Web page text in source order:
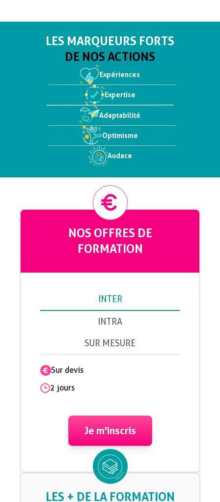
LES MARQUEURS FORTS
DE NOS ACTIONS
Expériences
Expertise
Adaptabilité
Optimisme
Audace
NOS OFFRES DE
FORMATION
INTER
INTRA
SUR MESURE
Sur devis
2 jours
Je m'inscris
LES + DE LA FORMATION